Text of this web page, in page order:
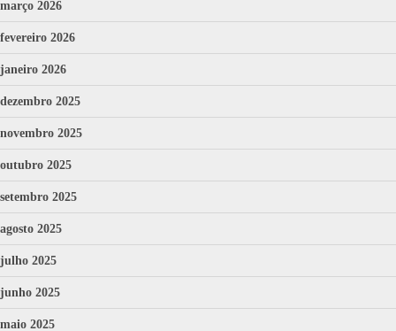
março 2026
fevereiro 2026
janeiro 2026
dezembro 2025
novembro 2025
outubro 2025
setembro 2025
agosto 2025
julho 2025
junho 2025
maio 2025